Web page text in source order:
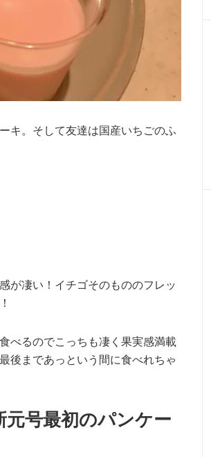
キ。そして友達は国産いちごのふ
が凄い！イチゴそのもののフレッ
べるのでこっちも凄く果実感満載
後まであっという間に食べれちゃ
号最初のパンケー